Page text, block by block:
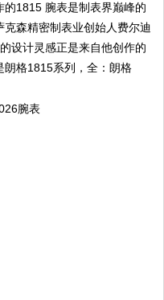
1815 腕表是制表界巅峰的
克森精密制表业创始人费尔迪
设计灵感正是来自他创作的
朗格1815系列，全：朗格